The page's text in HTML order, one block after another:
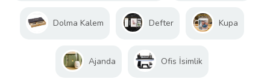
Dolma Kalem Defter Kupa
Ajanda Ofis İsimlik